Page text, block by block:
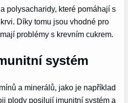
polysacharidy, které pomáhají s
Díky tomu jsou vhodné pro
problémy s krevním cukrem.
systém
a minerálů, jako je například
plody posilují imunitní systém a